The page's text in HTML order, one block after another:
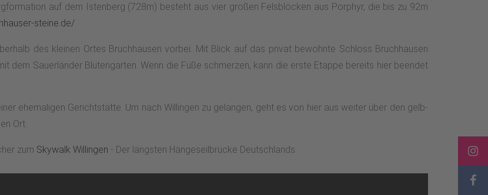
auf dem Istenberg (728m) besteht aus vier großen Felsblöcken aus Porphyr, die bis zu 92m
steine.de/
des kleinen Ortes Bruchhausen vorbei. Mit Blick auf das privat bewohnte Schloss Bruchhausen
dem Sauerländer Blütengarten. Wenn die Füße schmerzen, kann die erste Etappe bereits hier beendet
ehemaligen Gerichtstätte. Um nach Willingen zu gelangen, geht es von hier aus weiter über den gelb-
Ort.
zum Skywalk Willingen - Der längsten Hängeseilbrücke Deutschlands.